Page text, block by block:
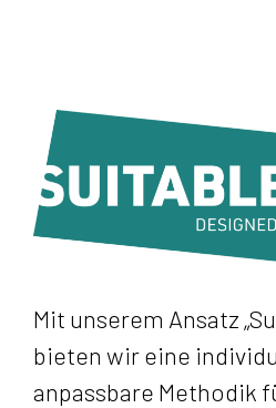
Mit unserem Ansatz
bieten wir eine
anpassbare Methodik